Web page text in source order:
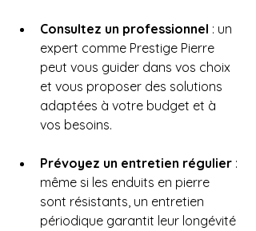
Consultez un professionnel : un
expert comme Prestige Pierre
peut vous guider dans vos choix
et vous proposer des solutions
adaptées à votre budget et à
vos besoins.
Prévoyez un entretien régulier :
même si les enduits en pierre
sont résistants, un entretien
périodique garantit leur longévité